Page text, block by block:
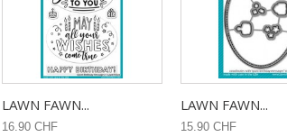
LAWN FAWN...
16.90 CHF
LAWN FAWN...
15.90 CHF